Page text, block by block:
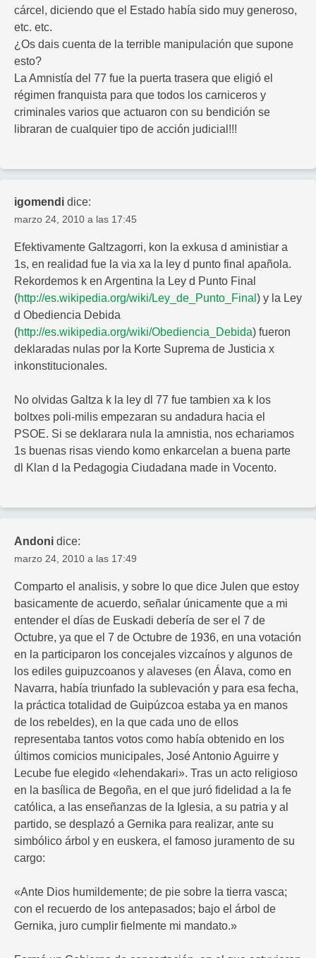
cárcel, diciendo que el Estado había sido muy generoso,
etc. etc.
¿Os dais cuenta de la terrible manipulación que supone
esto?
La Amnistía del 77 fue la puerta trasera que eligió el
régimen franquista para que todos los carniceros y
criminales varios que actuaron con su bendición se
libraran de cualquier tipo de acción judicial!!!
igomendi dice:
marzo 24, 2010 a las 17:45
Efektivamente Galtzagorri, kon la exkusa d aministiar a
1s, en realidad fue la via xa la ley d punto final apañola.
Rekordemos k en Argentina la Ley d Punto Final
(http://es.wikipedia.org/wiki/Ley_de_Punto_Final ) y la Ley
d Obediencia Debida
(http://es.wikipedia.org/wiki/Obediencia_Debida) fueron
deklaradas nulas por la Korte Suprema de Justicia x
inkonstitucionales.
No olvidas Galtza k la ley dl 77 fue tambien xa k los
boltxes poli-milis empezaran su andadura hacia el
PSOE. Si se deklarara nula la amnistia, nos echariamos
1s buenas risas viendo komo enkarcelan a buena parte
dl Klan d la Pedagogia Ciudadana made in Vocento.
Andoni dice:
marzo 24, 2010 a las 17:49
Comparto el analisis, y sobre lo que dice Julen que estoy
basicamente de acuerdo, señalar únicamente que a mi
entender el días de Euskadi debería de ser el 7 de
Octubre, ya que el 7 de Octubre de 1936, en una votación
en la participaron los concejales vizcaínos y algunos de
los ediles guipuzcoanos y alaveses (en Álava, como en
Navarra, había triunfado la sublevación y para esa fecha,
la práctica totalidad de Guipúzcoa estaba ya en manos
de los rebeldes), en la que cada uno de ellos
representaba tantos votos como había obtenido en los
últimos comicios municipales, José Antonio Aguirre y
Lecube fue elegido «lehendakari». Tras un acto religioso
en la basílica de Begoña, en el que juró fidelidad a la fe
católica, a las enseñanzas de la Iglesia, a su patria y al
partido, se desplazó a Gernika para realizar, ante su
simbólico árbol y en euskera, el famoso juramento de su
cargo:
«Ante Dios humildemente; de pie sobre la tierra vasca;
con el recuerdo de los antepasados; bajo el árbol de
Gernika, juro cumplir fielmente mi mandato.»